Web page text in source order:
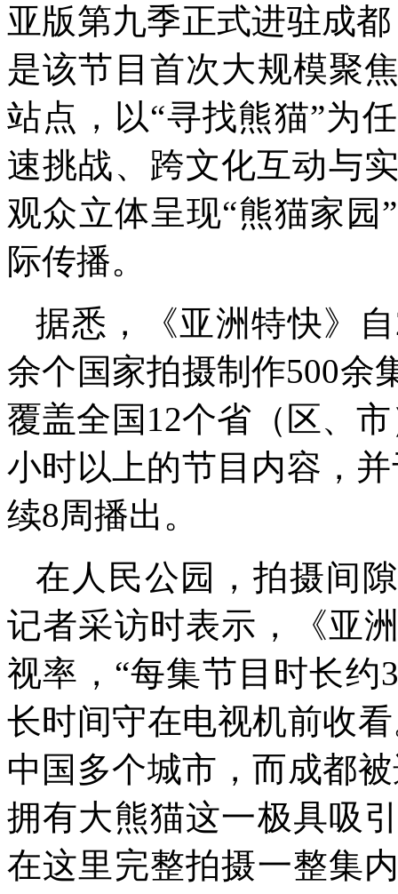
亚版第九季正式进驻成
是该节目首次大规模聚
站点，以“寻找熊猫”为
速挑战、跨文化互动与
观众立体呈现“熊猫家
际传播。
据悉，《亚洲特快》
余个国家拍摄制作500余
覆盖全国12个省（区、
小时以上的节目内容，
续8周播出。
在人民公园，拍摄间
记者采访时表示，《亚
视率，“每集节目时长
长时间守在电视机前收
中国多个城市，而成都
拥有大熊猫这一极具吸
在这里完整拍摄一整集